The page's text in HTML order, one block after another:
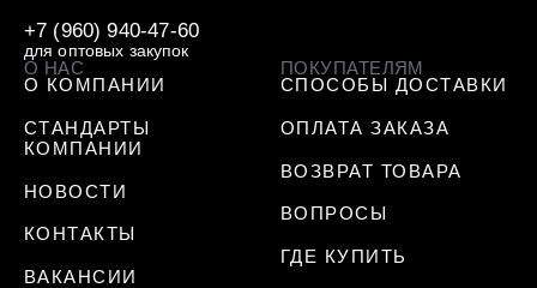
+7 (960) 940-47-60
для оптовых закупок
О НАС
О КОМПАНИИ
СТАНДАРТЫ
КОМПАНИИ
НОВОСТИ
КОНТАКТЫ
ВАКАНСИИ
ПОКУПАТЕЛЯМ
СПОСОБЫ ДОСТАВКИ
ОПЛАТА ЗАКАЗА
ВОЗВРАТ ТОВАРА
ВОПРОСЫ
ГДЕ КУПИТЬ